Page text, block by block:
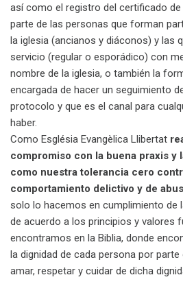
así como el registro del certificado
parte de las personas que forman
la iglesia (ancianos y diáconos) y las
servicio (regular o esporádico) con
nombre de la iglesia, o también la
encargada de hacer un seguimiento
protocolo y que es el canal para
haber.
Como Església Evangèlica Llibertat
compromiso con la buena praxis y
como nuestra tolerancia cero
comportamiento delictivo y de
solo lo hacemos en cumplimiento de
de acuerdo a los principios y valores
encontramos en la Biblia, donde
la dignidad de cada persona por
amar, respetar y cuidar de dicha